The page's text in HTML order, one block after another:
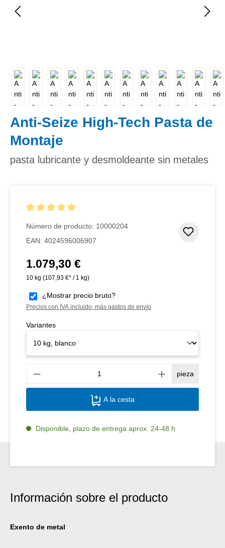
Anti-Seize High-Tech Pasta de
Montaje
pasta lubricante y desmoldeante sin metales
Número de producto: 10000204
EAN: 4024596006907
Precio normal:
1.079,30 €
10 kg (107,93 €* / 1 kg)
¿Mostrar precio bruto?
Precios con IVA incluido, más gastos de envío
Variantes
pieza
A la cesta
Disponible, plazo de entrega aprox. 24-48 h
Información sobre el producto
Exento de metal